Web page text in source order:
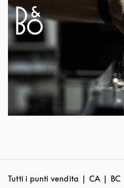
Tutti i punti vendita CA BC